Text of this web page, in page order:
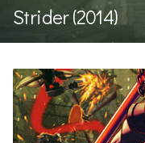
Strider (2014)